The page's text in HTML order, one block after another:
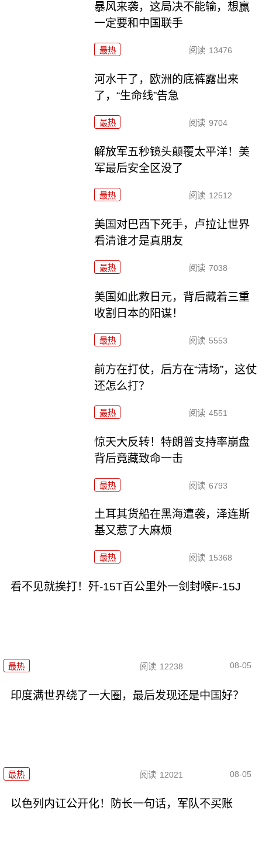
暴风来袭，这局决不能输，想赢
一定要和中国联手
最热 阅读 13476
河水干了，欧洲的底裤露出来
了，“生命线”告急
最热 阅读 9704
解放军五秒镜头颠覆太平洋！美
军最后安全区没了
最热 阅读 12512
美国对巴西下死手，卢拉让世界
看清谁才是真朋友
最热 阅读 7038
美国如此救日元，背后藏着三重
收割日本的阳谋！
最热 阅读 5553
前方在打仗，后方在“清场”，这仗
还怎么打？
最热 阅读 4551
惊天大反转！特朗普支持率崩盘
背后竟藏致命一击
最热 阅读 6793
土耳其货船在黑海遭袭，泽连斯
基又惹了大麻烦
最热 阅读 15368
看不见就挨打！歼-15T百公里外一剑封喉F-15J
最热 阅读 12238 08-05
印度满世界绕了一大圈，最后发现还是中国好？
最热 阅读 12021 08-05
以色列内讧公开化！防长一句话，军队不买账